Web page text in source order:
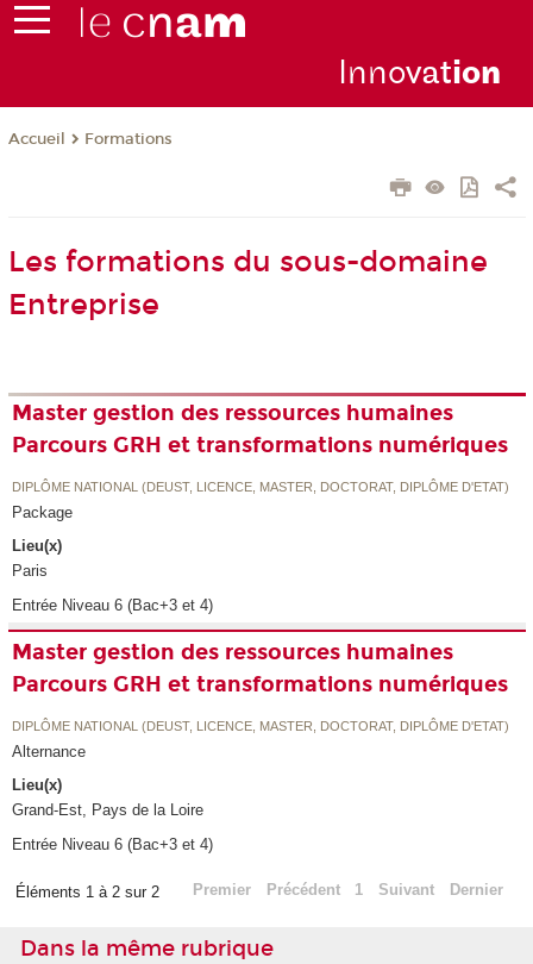
Innovation
Accueil Formations
Les formations du sous-domaine
Entreprise
Master gestion des ressources humaines
Parcours GRH et transformations numériques
DIPLÔME NATIONAL (DEUST, LICENCE, MASTER, DOCTORAT, DIPLÔME D'ETAT)
Package
Lieu(x)
Paris
Entrée Niveau 6 (Bac+3 et 4)
Master gestion des ressources humaines
Parcours GRH et transformations numériques
DIPLÔME NATIONAL (DEUST, LICENCE, MASTER, DOCTORAT, DIPLÔME D'ETAT)
Alternance
Lieu(x)
Grand-Est, Pays de la Loire
Entrée Niveau 6 (Bac+3 et 4)
Éléments 1 à 2 sur 2 Premier Précédent 1 Suivant Dernier
Dans la même rubrique